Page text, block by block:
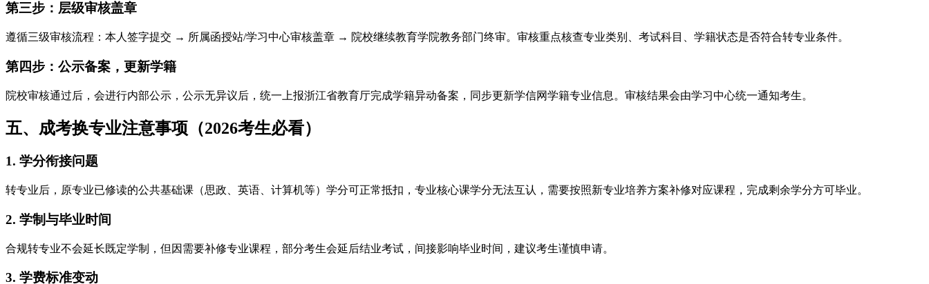
第三步：层级审核盖章
遵循三级审核流程：本人签字提交 → 所属函授站/学习中心审核盖章 → 院校继续教育学院教务部门终审。审核重点核查专业类别、考试科目、学籍状态是否符合转专业条件。
第四步：公示备案，更新学籍
院校审核通过后，会进行内部公示，公示无异议后，统一上报浙江省教育厅完成学籍异动备案，同步更新学信网学籍专业信息。审核结果会由学习中心统一通知考生。
五、成考换专业注意事项（2026考生必看）
1. 学分衔接问题
转专业后，原专业已修读的公共基础课（思政、英语、计算机等）学分可正常抵扣，专业核心课学分无法互认，需要按照新专业培养方案补修对应课程，完成剩余学分方可毕业。
2. 学制与毕业时间
合规转专业不会延长既定学制，但因需要补修专业课程，部分考生会延后结业考试，间接影响毕业时间，建议考生谨慎申请。
3. 学费标准变动